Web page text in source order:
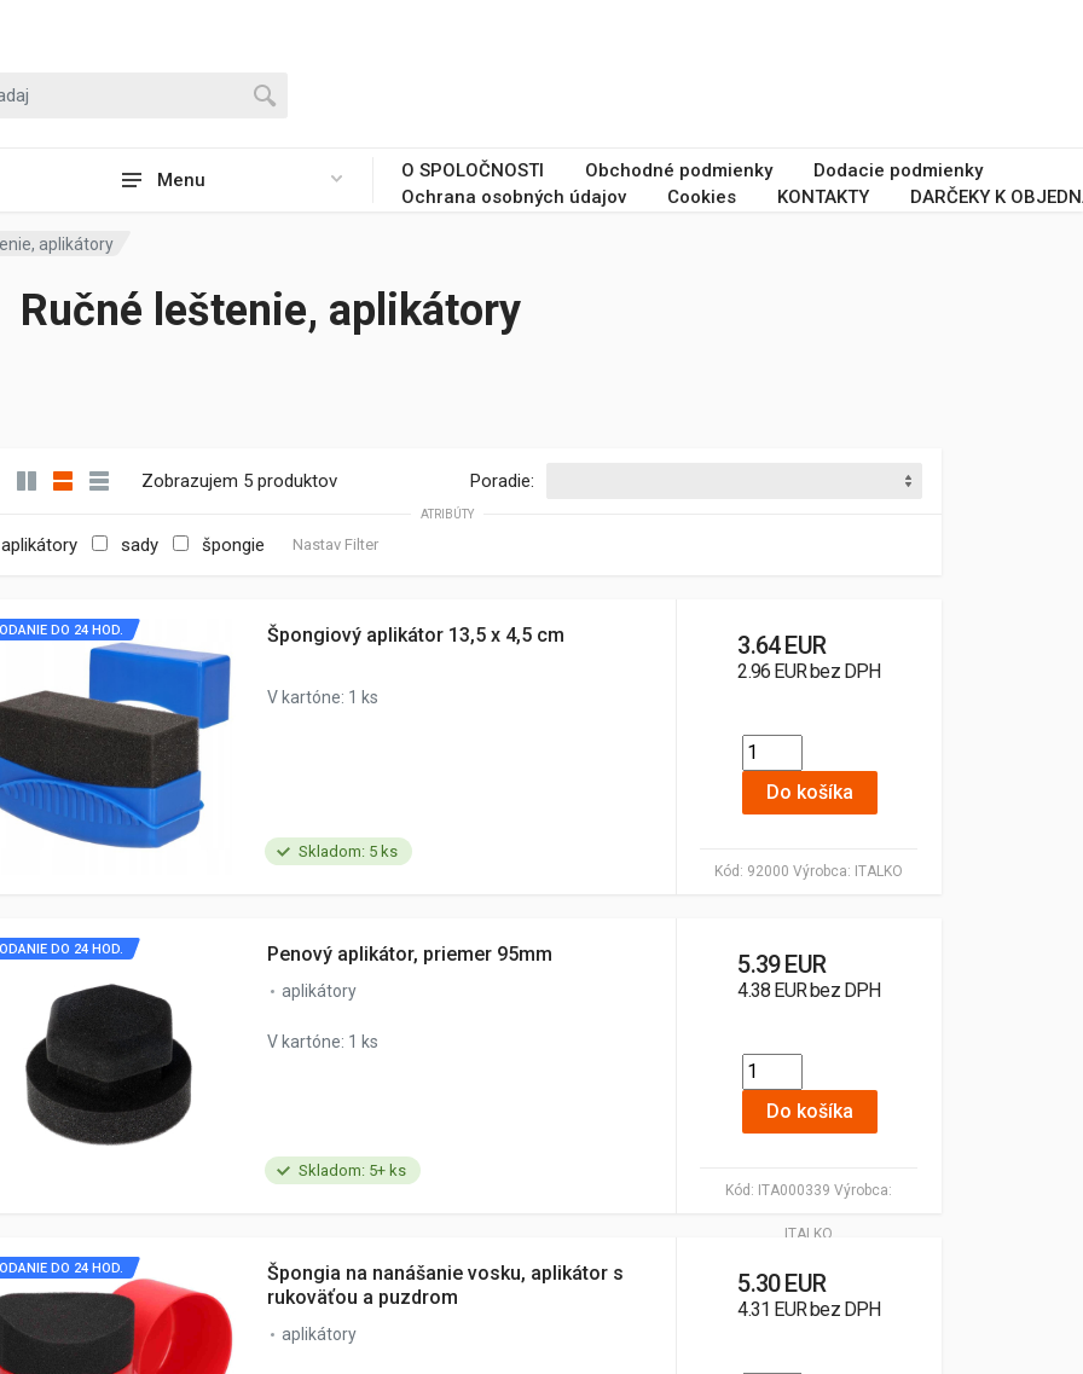
Menu O SPOLOČNOSTI Obchodné podmienky
Dodacie podmienky
Ochrana osobných údajov
Cookies KONTAKTY DARČEKY K
aplikátory
Ručné leštenie, aplikátory
Zobrazujem 5 produktov Poradie:
ATRIBÚTY
aplikátory sady špongie Nastav Filter
Skladom: 5 ks
Kód: 92000 Výrobca: ITALKO
DO 24 HOD. Špongiový aplikátor 13,5 x 4,5 cm
V kartóne: 1 ks
3.64 EUR
2.96 EUR bez DPH
Do košíka
Skladom: 5+ ks
Kód: ITA000339 Výrobca:
ITALKO
DO 24 HOD. Penový aplikátor, priemer 95mm
aplikátory
V kartóne: 1 ks
5.39 EUR
4.38 EUR bez DPH
Do košíka
DO 24 HOD.
Špongia na nanášanie vosku, aplikátor s
rukoväťou a puzdrom
aplikátory
5.30 EUR
4.31 EUR bez DPH